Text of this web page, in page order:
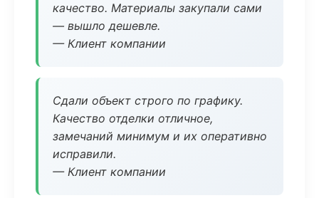
качество. Материалы закупали сами
— вышло дешевле.
— Клиент компании
Сдали объект строго по графику.
Качество отделки отличное,
замечаний минимум и их оперативно
исправили.
— Клиент компании